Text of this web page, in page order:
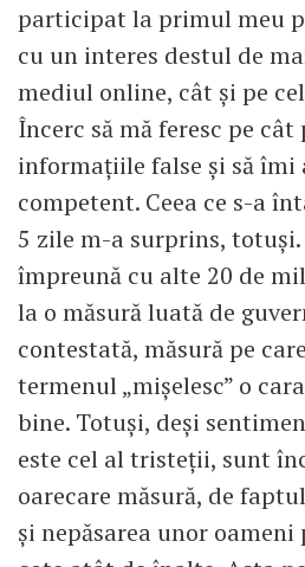
participat la primul meu
cu un interes destul de
mediul online, cât şi pe
Încerc să mă feresc pe
informaţiile false şi să îmi
competent. Ceea ce s-a
5 zile m-a surprins,
împreună cu alte 20 de
la o măsură luată de
contestată, măsură pe
termenul „mişelesc” o
bine. Totuşi, deşi
este cel al tristeţii, sunt
oarecare măsură, de
şi nepăsarea unor